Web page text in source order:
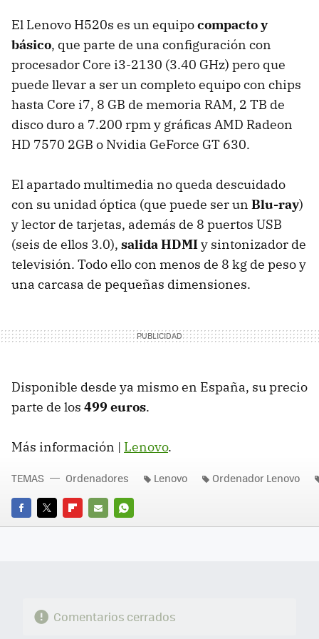
El Lenovo H520s es un equipocompacto y
básico, que parte de una configuración con
procesador Core i3-2130 (3.40 GHz) pero que
puede llevar a ser un completo equipo con chips
hasta Core i7, 8 GB de memoria RAM, 2 TB de
disco duro a 7.200 rpm y gráficas AMD Radeon
HD 7570 2GB o Nvidia GeForce GT 630.
El apartado multimedia no queda descuidado
con su unidad óptica (que puede ser un Blu-ray)
y lector de tarjetas, además de 8 puertos USB
(seis de ellos 3.0), salida HDMIy sintonizador de
televisión. Todo ello con menos de 8 kg de peso y
una carcasa de pequeñas dimensiones.
Disponible desde ya mismo en España, su precio
parte de los 499 euros.
Más información | Lenovo.
FACEBOOK
TWITTERFLIPBOARD
E-
WHATSAPP
TEMAS Ordenadores Lenovo Ordenador Lenovo
Comentarios cerrados